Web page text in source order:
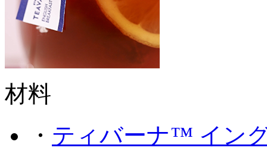
材料
・ ティバーナ™ イン